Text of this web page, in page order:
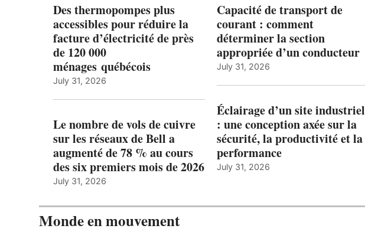
Des thermopompes plus
accessibles pour réduire la
facture d’électricité de près
de 120 000
ménages québécois
July 31, 2026
Le nombre de vols de cuivre
sur les réseaux de Bell a
augmenté de 78 % au cours
des six premiers mois de 2026
July 31, 2026
Capacité de transport de
courant : comment
déterminer la section
appropriée d’un conducteur
July 31, 2026
Éclairage d’un site industriel
: une conception axée sur la
sécurité, la productivité et la
performance
July 31, 2026
Monde en mouvement